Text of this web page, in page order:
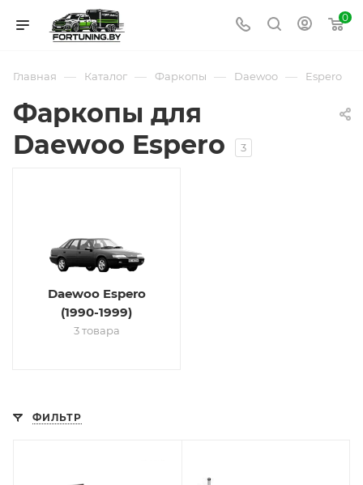
0
Главная — Каталог — Фаркопы — Daewoo — Espero
Фаркопы для
Daewoo Espero
3
Daewoo Espero
(1990-1999)
3 товара
ФИЛЬТР